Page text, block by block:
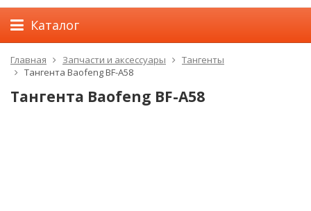
Каталог
Главная Запчасти и аксессуары
Тангенты
Тангента Baofeng BF-A58
Тангента Baofeng BF-A58